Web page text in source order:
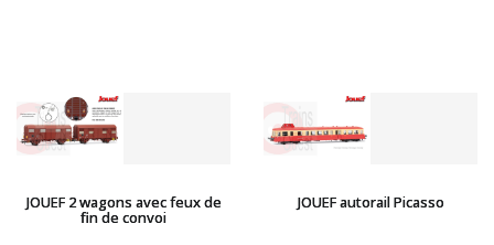
JOUEF 2 wagons avec feux de
fin de convoi
JOUEF autorail Picasso